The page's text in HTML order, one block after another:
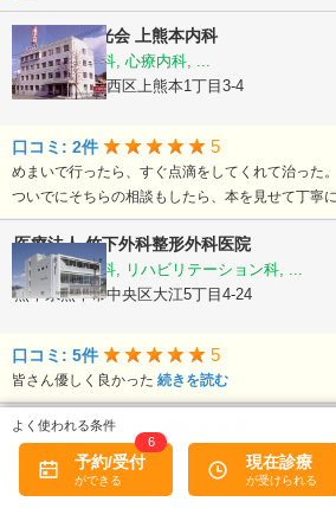
医療法人陽光会 上熊本内科
内科, 神経内科, 心療内科, ...
熊本県熊本市西区上熊本1丁目3-4
口コミ: 2件 5
めまいで行ったら、すぐ点滴をしてくれて治った
ついでにそちらの相談もしたら、本を見せて丁寧
医療法人竹下外科整形外科医院
外科, 整形外科, リハビリテーション科, ...
熊本県熊本市中央区大江5丁目4-24
口コミ: 5件 5
皆さん優しく良かった 続きを読む
医療法人社団美銀
内科, 胃腸科, 循環器科, ...
熊本県熊本市西区花園1丁目20-60
予約/受付
6
現在診療